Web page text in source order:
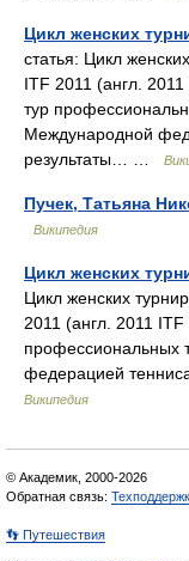
Цикл женских
статья: Цикл
ITF 2011 (англ.
тур
Международной
результаты… …
Пучек, Татьяна
Википедия
Цикл женских
Цикл женских
2011 (англ. 2011
профессиональных
федерацией
Википедия
© Академик, 2000-2026
Обратная связь:
👣 Путешествия